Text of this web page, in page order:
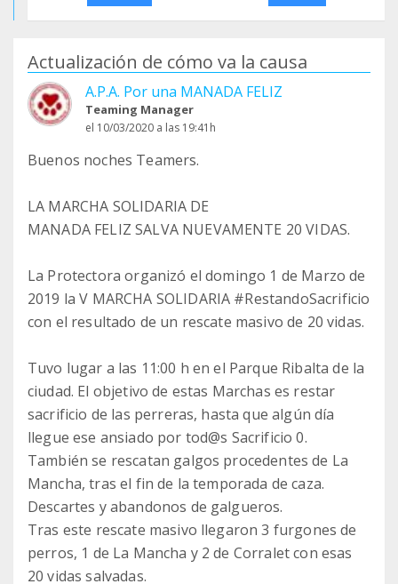
Actualización de cómo va la causa
A.P.A. Por una MANADA FELIZ
Teaming Manager
el 10/03/2020 a las 19:41h
Buenos noches Teamers.
LA MARCHA SOLIDARIA DE
MANADA FELIZ SALVA NUEVAMENTE 20 VIDAS.
La Protectora organizó el domingo 1 de Marzo de
2019 la V MARCHA SOLIDARIA #RestandoSacrificio
con el resultado de un rescate masivo de 20 vidas.
Tuvo lugar a las 11:00 h en el Parque Ribalta de la
ciudad. El objetivo de estas Marchas es restar
sacrificio de las perreras, hasta que algún día
llegue ese ansiado por tod@s Sacrificio 0.
También se rescatan galgos procedentes de La
Mancha, tras el fin de la temporada de caza.
Descartes y abandonos de galgueros.
Tras este rescate masivo llegaron 3 furgones de
perros, 1 de La Mancha y 2 de Corralet con esas
20 vidas salvadas.